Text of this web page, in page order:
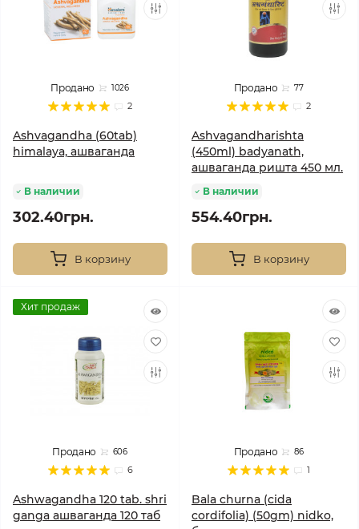
2
Продано 1026
Ashvagandha (60tab)
himalaya, ашваганда
В наличии
302.40грн.
В корзину
2
Продано 77
Ashvagandharishta
(450ml) badyanath,
ашваганда ришта 450 мл.
В наличии
554.40грн.
В корзину
Хит продаж
6
Продано 606
Ashwagandha 120 tab. shri
ganga ашваганда 120 таб
1
Продано 86
Bala churna (cida
cordifolia) (50gm) nidko,